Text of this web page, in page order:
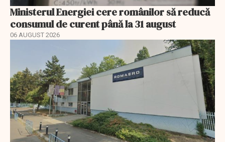
Ministerul Energiei cere românilor să reducă
consumul de curent până la 31 august
06 AUGUST 2026